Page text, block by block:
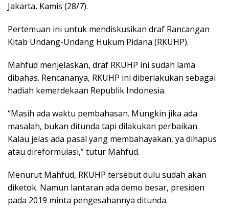
Jakarta, Kamis (28/7).
Pertemuan ini untuk mendiskusikan draf Rancangan
Kitab Undang-Undang Hukum Pidana (RKUHP).
Mahfud menjelaskan, draf RKUHP ini sudah lama
dibahas. Rencananya, RKUHP ini diberlakukan sebagai
hadiah kemerdekaan Republik Indonesia.
“Masih ada waktu pembahasan. Mungkin jika ada
masalah, bukan ditunda tapi dilakukan perbaikan.
Kalau jelas ada pasal yang membahayakan, ya dihapus
atau direformulasi,” tutur Mahfud.
Menurut Mahfud, RKUHP tersebut dulu sudah akan
diketok. Namun lantaran ada demo besar, presiden
pada 2019 minta pengesahannya ditunda.